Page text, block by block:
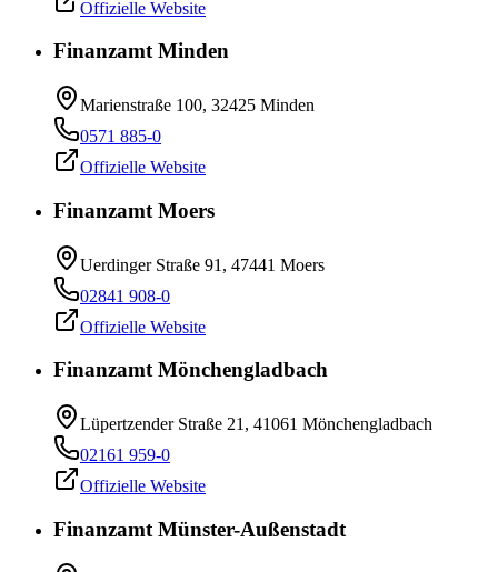
Offizielle Website
Finanzamt Minden
Marienstraße 100, 32425 Minden
0571 885-0
Offizielle Website
Finanzamt Moers
Uerdinger Straße 91, 47441 Moers
02841 908-0
Offizielle Website
Finanzamt Mönchengladbach
Lüpertzender Straße 21, 41061 Mönchengladbach
02161 959-0
Offizielle Website
Finanzamt Münster-Außenstadt